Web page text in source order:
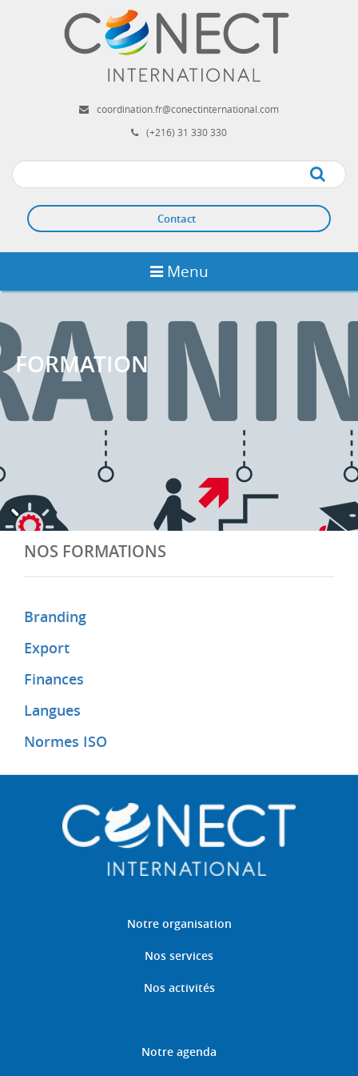
coordination.fr@conectinternational.com
(+216) 31 330 330
Apply
Contact
Menu
FORMATION
NOS FORMATIONS
Branding
Export
Finances
Langues
Normes ISO
Notre organisation
Nos services
Nos activités
Notre agenda